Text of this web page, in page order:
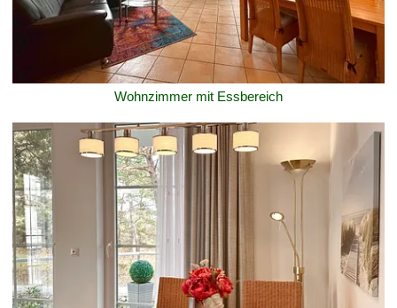
Wohnzimmer mit Essbereich